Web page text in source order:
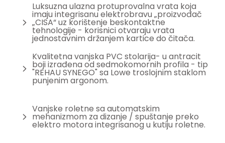
Luksuzna ulazna protuprovalna vrata koja
imaju integrisanu elektrobravu „proizvođač
„CISA“ uz korištenje beskontaktne
tehnologije - korisnici otvaraju vrata
jednostavnim držanjem kartice do čitača.
Kvalitetna vanjska PVC stolarija- u antracit
boji izrađena od sedmokomornih profila - tip
"REHAU SYNEGO" sa Lowe troslojnim staklom
punjenim argonom.
Vanjske roletne sa automatskim
mehanizmom za dizanje / spuštanje preko
elektro motora integrisanog u kutiju roletne.